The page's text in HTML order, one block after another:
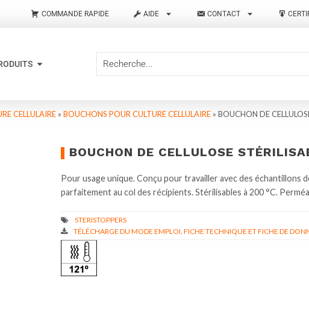
COMMANDE RAPIDE AIDE CONTACT
CELLULAIRE » BOUCHONS POUR CULTURE CELLULAIRE » BOUCHON DE
BOUCHON DE CELLULOSE
Pour usage unique. Conçu pour travailler avec des échantillons
parfaitement au col des récipients. Stérilisables à 200 °C.
TÉLÉCHARGE DU MODE EMPLOI, FICHE TECHNIQUE ET FICHE DE